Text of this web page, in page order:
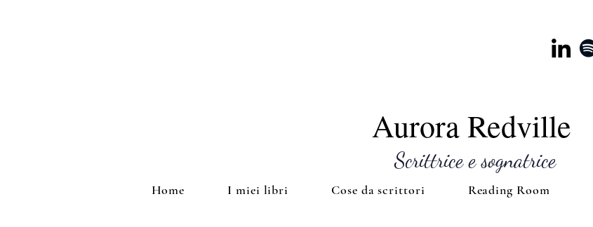
Aurora Redville
Scrittrice e sognatrice
Home I miei libri Cose da scrittori Reading Room